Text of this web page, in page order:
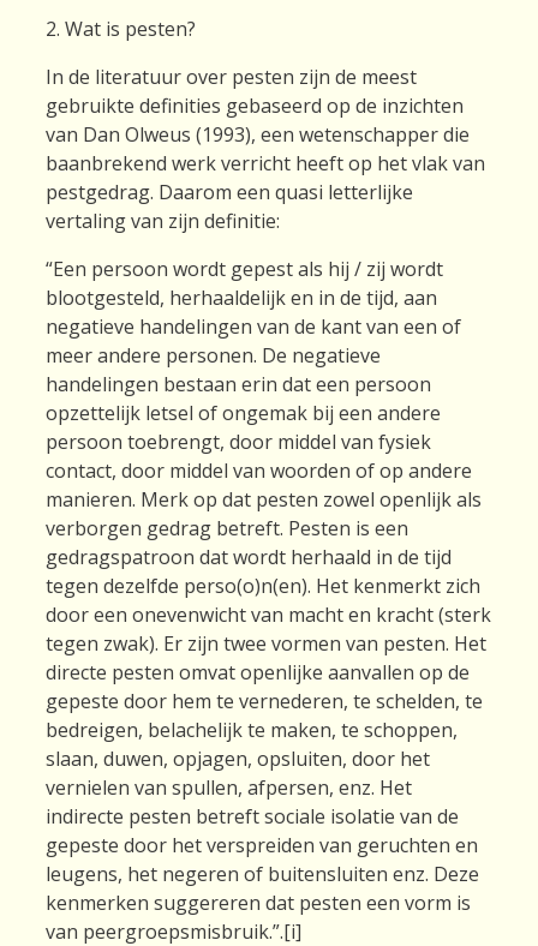
2. Wat is pesten?
In de literatuur over pesten zijn de meest
gebruikte definities gebaseerd op de inzichten
van Dan Olweus (1993), een wetenschapper die
baanbrekend werk verricht heeft op het vlak van
pestgedrag. Daarom een quasi letterlijke
vertaling van zijn definitie:
“Een persoon wordt gepest als hij / zij wordt
blootgesteld, herhaaldelijk en in de tijd, aan
negatieve handelingen van de kant van een of
meer andere personen. De negatieve
handelingen bestaan erin dat een persoon
opzettelijk letsel of ongemak bij een andere
persoon toebrengt, door middel van fysiek
contact, door middel van woorden of op andere
manieren. Merk op dat pesten zowel openlijk als
verborgen gedrag betreft. Pesten is een
gedragspatroon dat wordt herhaald in de tijd
tegen dezelfde perso(o)n(en). Het kenmerkt zich
door een onevenwicht van macht en kracht (sterk
tegen zwak). Er zijn twee vormen van pesten. Het
directe pesten omvat openlijke aanvallen op de
gepeste door hem te vernederen, te schelden, te
bedreigen, belachelijk te maken, te schoppen,
slaan, duwen, opjagen, opsluiten, door het
vernielen van spullen, afpersen, enz. Het
indirecte pesten betreft sociale isolatie van de
gepeste door het verspreiden van geruchten en
leugens, het negeren of buitensluiten enz. Deze
kenmerken suggereren dat pesten een vorm is
van peergroepsmisbruik.”.[i]